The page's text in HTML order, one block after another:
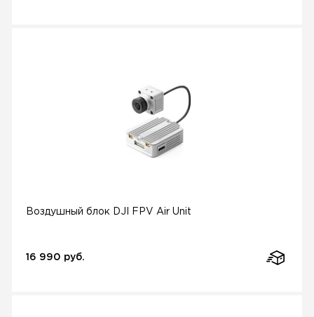
Воздушный блок DJI FPV Air Unit
16 990 руб.